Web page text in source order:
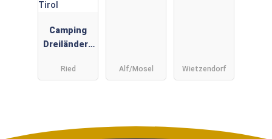
Camping
Dreiländere
Blockhütte
ck Tirol
Ried Alf/Mosel Wietzendorf